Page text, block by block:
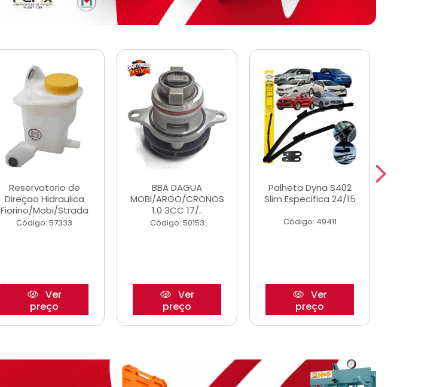
Reservatorio de
Direçao Hidraulica
Fiorino/Mobi/Strada
Código: 57333
Ver
preço
BBA DAGUA
MOBI/ARGO/CRONOS
1.0 3CC 17/..
Código: 50153
Ver
preço
Palheta Dyna S402
Slim Especifica 24/15
Código: 49411
Ver
preço